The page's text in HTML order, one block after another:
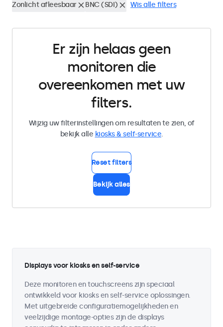
Zonlicht afleesbaar BNC (SDI) Wis alle filters
Er zijn helaas geen
monitoren die
overeenkomen met uw
filters.
Wijzig uw filterinstellingen om resultaten te zien, of
bekijk alle kiosks & self-service.
Reset filters
Bekijk alles
Displays voor kiosks en self-service
Deze monitoren en touchscreens zijn speciaal
ontwikkeld voor kiosks en self-service oplossingen.
Met uitgebreide configuratiemogelijkheden en
veelzijdige montage-opties zijn de displays